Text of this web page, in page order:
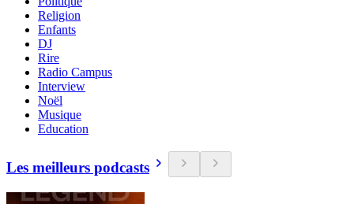
Religion
Enfants
DJ
Rire
Radio Campus
Interview
Noël
Musique
Education
Les meilleurs podcasts